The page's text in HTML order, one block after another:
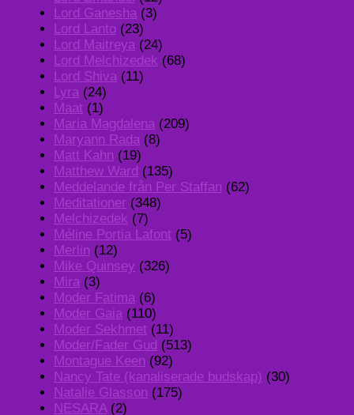
Lord Ganesha (3)
Lord Lanto (23)
Lord Maitreya (24)
Lord Melchizedek (68)
Lord Shiva (11)
Lyra (24)
Maat (1)
Maria Magdalena (209)
Maryann Rada (8)
Matt Kahn (19)
Matthew Ward (135)
Meddelande från Per Staffan (62)
Meditationer (348)
Melchizedek (7)
Méline Portia Lafont (5)
Merlin (12)
Mike Quinsey (326)
Mira (3)
Moder Fatima (6)
Moder Gaia (110)
Moder Sekhmet (11)
Moder/Fader Gud (513)
Montague Keen (92)
Nancy Tate (kanaliserade budskap) (30)
Natalie Glasson (175)
NESARA(2)